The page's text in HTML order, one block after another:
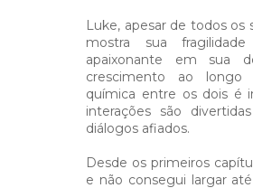
Luke, apesar de todos os
mostra sua
apaixonante em sua
crescimento ao longo
química entre os dois é
interações são
diálogos afiados.⁣⁣
Desde os primeiros
e não consegui largar